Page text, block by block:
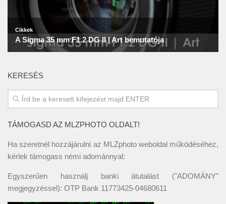
KERESÉS
TÁMOGASD AZ MLZPHOTO OLDALT!
Ha szeretnél hozzájárulni az MLZphoto weboldal működéséhez,
kérlek támogass némi adománnyal:
Egyszerűen használj banki átutalást ("ADOMÁNY"
megjegyzéssel): OTP Bank 11773425-04680611